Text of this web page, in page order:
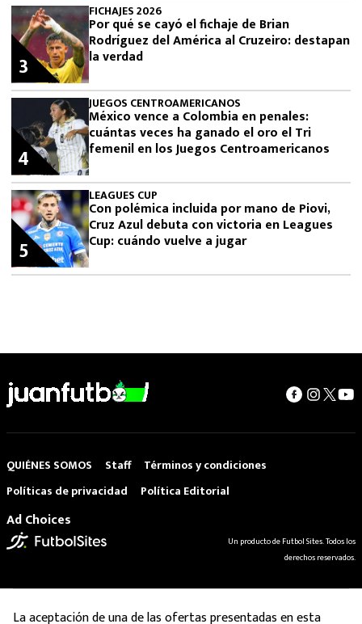
FICHAJES 2026
Por qué se cayó el fichaje de Brian
Rodríguez del América al Cruzeiro: destapan
la verdad
3
JUEGOS CENTROAMERICANOS
México vence a Colombia en penales:
cuántas veces ha ganado el oro el Tri
femenil en los Juegos Centroamericanos
4
LEAGUES CUP
Con polémica incluida por mano de Piovi,
Cruz Azul debuta con victoria en Leagues
Cup: cuándo vuelve a jugar
5
QUIÉNES SOMOS Staff
Términos y condiciones
Políticas de privacidad
Política Editorial
Ad Choices
Un producto de Futbol Sites. Todos los
derechos reservados.
La aceptación de una de las ofertas presentadas en esta